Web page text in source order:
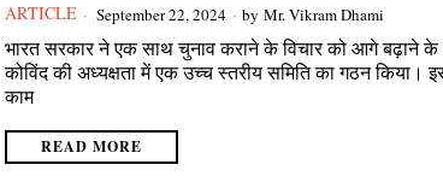
ARTICLE September 22, 2024 by Mr. Vikram Dhami
भारत सरकार ने एक साथ चुनाव कराने के विचार को आगे बढ़ाने के
कोविंद की अध्यक्षता में एक उच्च स्तरीय समिति का गठन किया।
काम
READ MORE